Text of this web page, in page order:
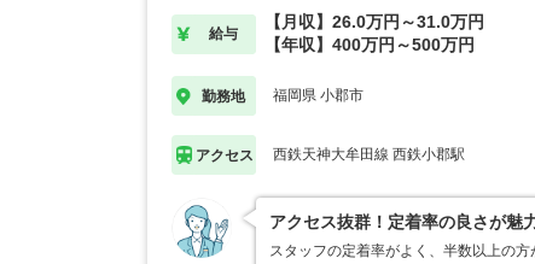
給与
【月収】26.0万円～31.0万円
【年収】400万円～500万円
勤務地 福岡県 小郡市
アクセス 西鉄天神大牟田線 西鉄小郡駅
アクセス抜群！定着率の良さが魅
スタッフの定着率がよく、半数以上の